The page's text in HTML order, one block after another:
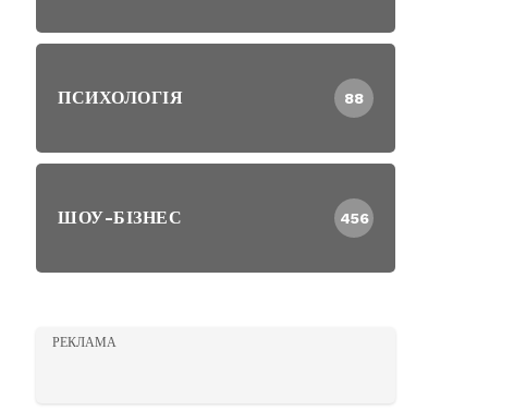
ПСИХОЛОГІЯ 88
ШОУ-БІЗНЕС 456
РЕКЛАМА